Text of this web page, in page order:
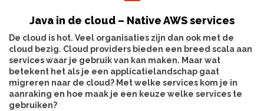
Java in de cloud – Native AWS services
De cloud is hot. Veel organisaties zijn dan ook met de
cloud bezig. Cloud providers bieden een breed scala aan
services waar je gebruik van kan maken. Maar wat
betekent het als je een applicatielandschap gaat
migreren naar de cloud? Met welke services kom je in
aanraking en hoe maak je een keuze welke services te
gebruiken?